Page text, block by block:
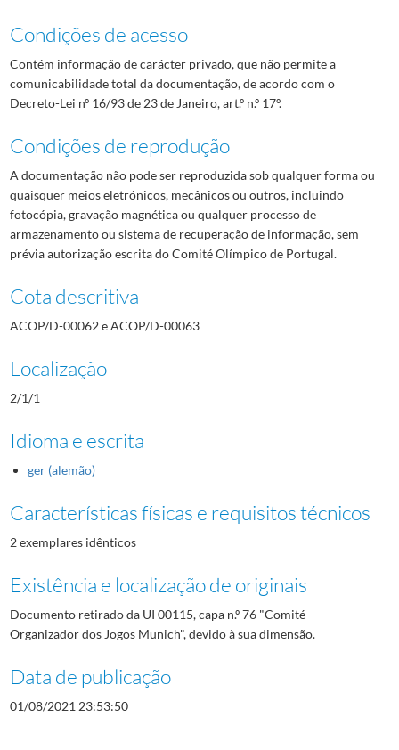
Condições de acesso
Contém informação de carácter privado, que não permite a
comunicabilidade total da documentação, de acordo com o
Decreto-Lei nº 16/93 de 23 de Janeiro, art.º n.º 17º.
Condições de reprodução
A documentação não pode ser reproduzida sob qualquer forma ou
quaisquer meios eletrónicos, mecânicos ou outros, incluindo
fotocópia, gravação magnética ou qualquer processo de
armazenamento ou sistema de recuperação de informação, sem
prévia autorização escrita do Comité Olímpico de Portugal.
Cota descritiva
ACOP/D-00062 e ACOP/D-00063
Localização
2/1/1
Idioma e escrita
ger (alemão)
Características físicas e requisitos técnicos
2 exemplares idênticos
Existência e localização de originais
Documento retirado da UI 00115, capa n.º 76 "Comité
Organizador dos Jogos Munich", devido à sua dimensão.
Data de publicação
01/08/2021 23:53:50